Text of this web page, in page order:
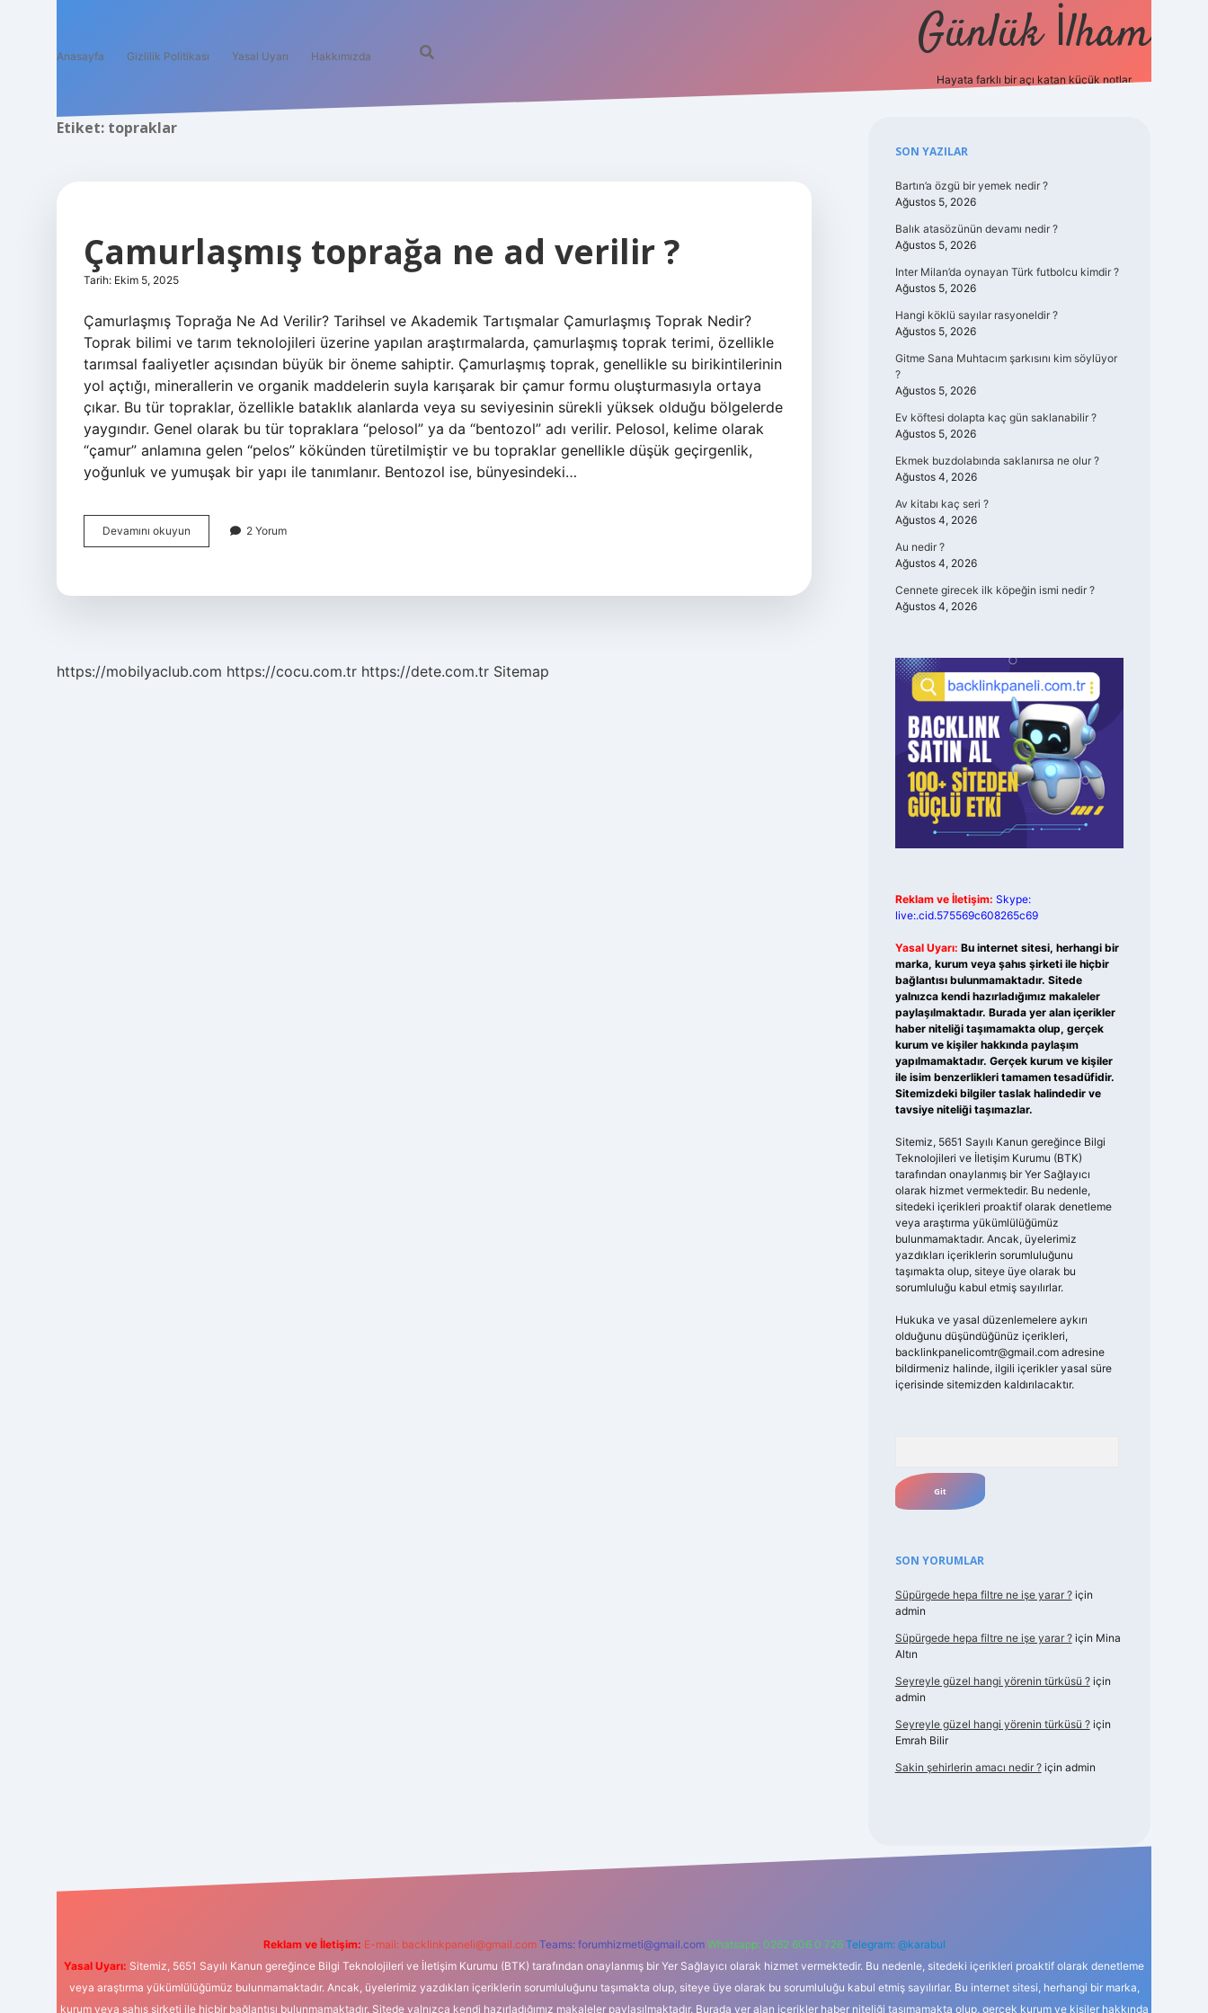
Anasayfa Gizlilik Politikası Yasal Uyarı Hakkımızda Günlük İlham
Hayata farklı bir açı katan küçük notlar.
Etiket: topraklar
Çamurlaşmış toprağa ne ad verilir ?
Tarih: Ekim 5, 2025
Çamurlaşmış Toprağa Ne Ad Verilir? Tarihsel ve Akademik Tartışmalar Çamurlaşmış Toprak Nedir?
Toprak bilimi ve tarım teknolojileri üzerine yapılan araştırmalarda, çamurlaşmış toprak terimi, özellikle
tarımsal faaliyetler açısından büyük bir öneme sahiptir. Çamurlaşmış toprak, genellikle su birikintilerinin
yol açtığı, minerallerin ve organik maddelerin suyla karışarak bir çamur formu oluşturmasıyla ortaya
çıkar. Bu tür topraklar, özellikle bataklık alanlarda veya su seviyesinin sürekli yüksek olduğu bölgelerde
yaygındır. Genel olarak bu tür topraklara “pelosol” ya da “bentozol” adı verilir. Pelosol, kelime olarak
“çamur” anlamına gelen “pelos” kökünden türetilmiştir ve bu topraklar genellikle düşük geçirgenlik,
yoğunluk ve yumuşak bir yapı ile tanımlanır. Bentozol ise, bünyesindeki…
Devamını okuyun Çamurlaşmış
toprağa
verilir
2 Yorum
https://mobilyaclub.com https://cocu.com.tr https://dete.com.tr Sitemap
Sidebar
SON YAZILAR
Bartın’a özgü bir yemek nedir ?
Ağustos 5, 2026
Balık atasözünün devamı nedir ?
Ağustos 5, 2026
Inter Milan’da oynayan Türk futbolcu kimdir ?
Ağustos 5, 2026
Hangi köklü sayılar rasyoneldir ?
Ağustos 5, 2026
Gitme Sana Muhtacım şarkısını kim söylüyor
?
Ağustos 5, 2026
Ev köftesi dolapta kaç gün saklanabilir ?
Ağustos 5, 2026
Ekmek buzdolabında saklanırsa ne olur ?
Ağustos 4, 2026
Av kitabı kaç seri ?
Ağustos 4, 2026
Au nedir ?
Ağustos 4, 2026
Cennete girecek ilk köpeğin ismi nedir ?
Ağustos 4, 2026
Reklam ve İletişim: Skype:
live:.cid.575569c608265c69
Yasal Uyarı: Bu internet sitesi, herhangi bir
marka, kurum veya şahıs şirketi ile hiçbir
bağlantısı bulunmamaktadır. Sitede
yalnızca kendi hazırladığımız makaleler
paylaşılmaktadır. Burada yer alan içerikler
haber niteliği taşımamakta olup, gerçek
kurum ve kişiler hakkında paylaşım
yapılmamaktadır. Gerçek kurum ve kişiler
ile isim benzerlikleri tamamen tesadüfidir.
Sitemizdeki bilgiler taslak halindedir ve
tavsiye niteliği taşımazlar.
Sitemiz, 5651 Sayılı Kanun gereğince Bilgi
Teknolojileri ve İletişim Kurumu (BTK)
tarafından onaylanmış bir Yer Sağlayıcı
olarak hizmet vermektedir. Bu nedenle,
sitedeki içerikleri proaktif olarak denetleme
veya araştırma yükümlülüğümüz
bulunmamaktadır. Ancak, üyelerimiz
yazdıkları içeriklerin sorumluluğunu
taşımakta olup, siteye üye olarak bu
sorumluluğu kabul etmiş sayılırlar.
Hukuka ve yasal düzenlemelere aykırı
olduğunu düşündüğünüz içerikleri,
backlinkpanelicomtr@gmail.comadresine
bildirmeniz halinde, ilgili içerikler yasal süre
içerisinde sitemizden kaldırılacaktır.
SON YORUMLAR
Süpürgede hepa filtre ne işe yarar ?için
admin
Süpürgede hepa filtre ne işe yarar ?için Mina
Altın
Seyreyle güzel hangi yörenin türküsü ?için
admin
Seyreyle güzel hangi yörenin türküsü ?için
Emrah Bilir
Sakin şehirlerin amacı nedir ?için admin
Reklam ve İletişim: E-mail: backlinkpaneli@gmail.com Teams: forumhizmeti@gmail.com Whatsapp: 0262 606 0 726 Telegram: @karabul
Yasal Uyarı: Sitemiz, 5651 Sayılı Kanun gereğince Bilgi Teknolojileri ve İletişim Kurumu (BTK) tarafından onaylanmış bir Yer Sağlayıcı olarak hizmet vermektedir. Bu nedenle, sitedeki içerikleri proaktif olarak denetleme
veya araştırma yükümlülüğümüz bulunmamaktadır. Ancak, üyelerimiz yazdıkları içeriklerin sorumluluğunu taşımakta olup, siteye üye olarak bu sorumluluğu kabul etmiş sayılırlar. Bu internet sitesi, herhangi bir marka,
kurum veya şahıs şirketi ile hiçbir bağlantısı bulunmamaktadır. Sitede yalnızca kendi hazırladığımız makaleler paylaşılmaktadır. Burada yer alan içerikler haber niteliği taşımamakta olup, gerçek kurum ve kişiler hakkında